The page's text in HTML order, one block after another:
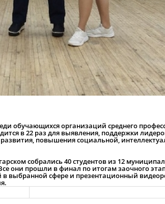
обучающихся организаций среднего
в 22 раз для выявления, поддержки
повышения социальной,
собрались 40 студентов из 12
они прошли в финал по итогам заочного
в выбранной сфере и презентационный